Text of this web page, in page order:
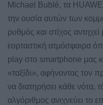
Michael Bublé, τα
την ουσία αυτών των
ρυθμός και στίχος
εορταστική ατμόσφαιρα
play στο smartphone μας
«ταξίδι», αφήνοντας τον
να διατηρήσει κάθε νότα,
αλγόριθμος ανιχνεύει το